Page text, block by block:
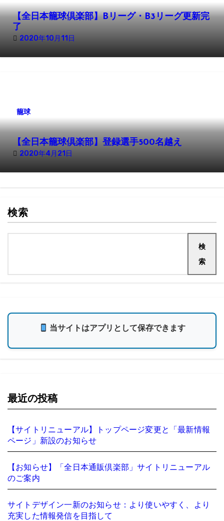
【全日本籠球倶楽部】Bリーグ・B3リーグ更新完
了
2020年10月11日
籠球
【全日本籠球倶楽部】登録選手500名越え
2020年4月21日
検索
検
索
当サイトはアプリとして保存できます
最近の投稿
【サイトリニューアル】トップページ変更と「最新情報
ページ」新設のお知らせ
【お知らせ】「全日本通販倶楽部」サイトリニューアル
のご案内
サイトデザイン一新のお知らせ：より使いやすく、より
充実した情報発信を目指して